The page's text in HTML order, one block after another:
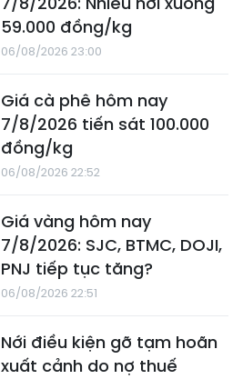
59.000 đồng/kg
06/08/2026 23:00
Giá cà phê hôm nay
7/8/2026 tiến sát 100.000
đồng/kg
06/08/2026 22:52
Giá vàng hôm nay
7/8/2026: SJC, BTMC, DOJI,
PNJ tiếp tục tăng?
06/08/2026 22:51
Nới điều kiện gỡ tạm hoãn
xuất cảnh do nợ thuế